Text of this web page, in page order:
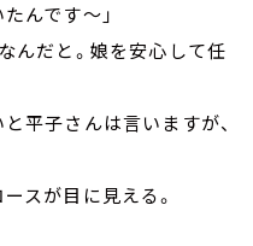
んです～」
んだと。娘を安心して任
平子さんは言いますが、
スが目に見える。